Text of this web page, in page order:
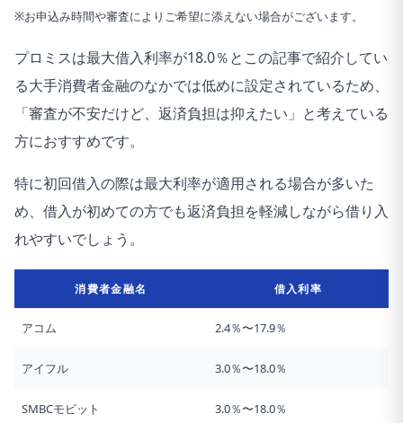
※お申込み時間や審査によりご希望に添えない場合がございます。
プロミスは最大借入利率が18.0％とこの記事で紹介してい
る大手消費者金融のなかでは低めに設定されているため、
「審査が不安だけど、返済負担は抑えたい」と考えている
方におすすめです。
特に初回借入の際は最大利率が適用される場合が多いた
め、借入が初めての方でも返済負担を軽減しながら借り入
れやすいでしょう。
消費者金融名 借入利率
アコム 2.4％〜17.9％
アイフル 3.0％〜18.0％
SMBCモビット 3.0％〜18.0％